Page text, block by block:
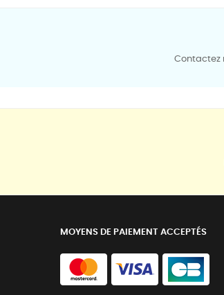
Contactez
MOYENS DE PAIEMENT ACCEPTÉS